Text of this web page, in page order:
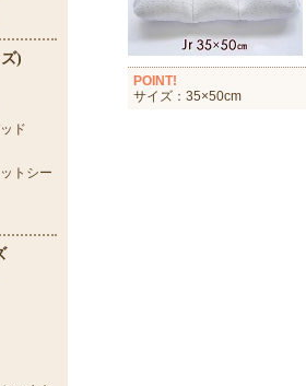
POINT!
サイズ：35×50cm